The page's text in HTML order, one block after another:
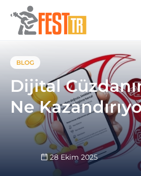
Ana içeriğe atla
BLOG
Dijital
Ne
28 Ekim 2025